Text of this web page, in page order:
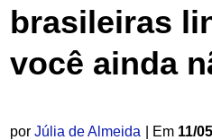
brasileiras
você ainda
por Júlia de Almeida | Em 11/